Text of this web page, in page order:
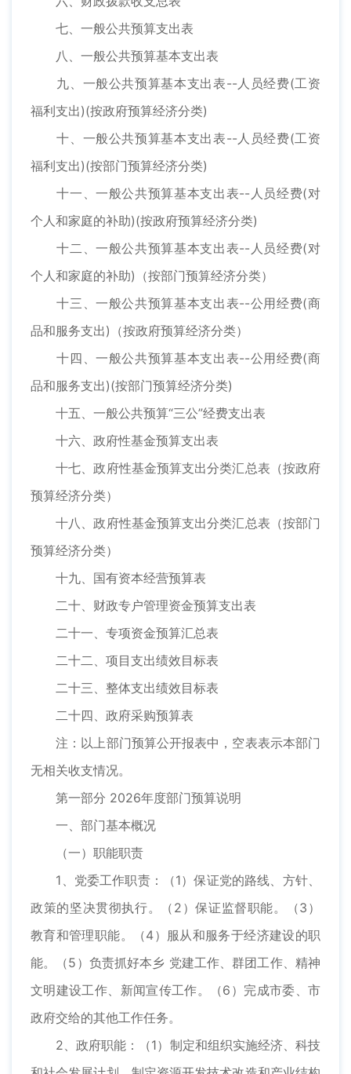
七、一般公共预算支出表
八、一般公共预算基本支出表
九、一般公共预算基本支出表--人员经费(工资
福利支出)(按政府预算经济分类)
十、一般公共预算基本支出表--人员经费(工资
福利支出)(按部门预算经济分类)
十一、一般公共预算基本支出表--人员经费(对
个人和家庭的补助)(按政府预算经济分类)
十二、一般公共预算基本支出表--人员经费(对
个人和家庭的补助)（按部门预算经济分类）
十三、一般公共预算基本支出表--公用经费(商
品和服务支出)（按政府预算经济分类）
十四、一般公共预算基本支出表--公用经费(商
品和服务支出)(按部门预算经济分类)
十五、一般公共预算“三公”经费支出表
十六、政府性基金预算支出表
十七、政府性基金预算支出分类汇总表（按政府
预算经济分类）
十八、政府性基金预算支出分类汇总表（按部门
预算经济分类）
十九、国有资本经营预算表
二十、财政专户管理资金预算支出表
二十一、专项资金预算汇总表
二十二、项目支出绩效目标表
二十三、整体支出绩效目标表
二十四、政府采购预算表
注：以上部门预算公开报表中，空表表示本部门
无相关收支情况。
第一部分 2026年度部门预算说明
一、部门基本概况
（一）职能职责
1、党委工作职责：（1）保证党的路线、方针、
政策的坚决贯彻执行。（2）保证监督职能。（3）
教育和管理职能。（4）服从和服务于经济建设的职
能。（5）负责抓好本乡 党建工作、群团工作、精神
文明建设工作、新闻宣传工作。（6）完成市委、市
政府交给的其他工作任务。
2、政府职能：（1）制定和组织实施经济、科技